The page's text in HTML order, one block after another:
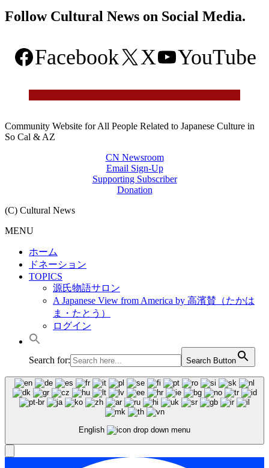
Follow Cultural News on Social Media.
Facebook X YouTube
Community Website for All People Related to Japanese Culture in
So Cal & AZ
CN Newsroom
Email Sign-Up
Supporting Subscriber
Donation
(C) Cultural News
MENU
ホーム
ドネーション
TOPICS
源氏物語サロン
A Japanese View from America by 高濱賛（たかは
ま・たとう）
ログイン
Search for: Search Button
English